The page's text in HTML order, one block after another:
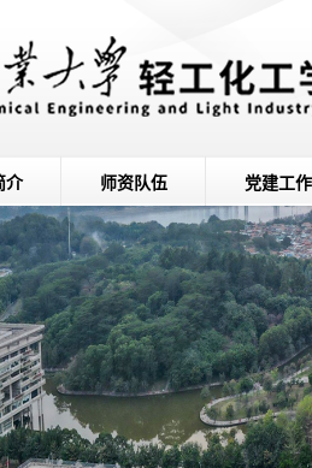
介 师资队伍 党建工作